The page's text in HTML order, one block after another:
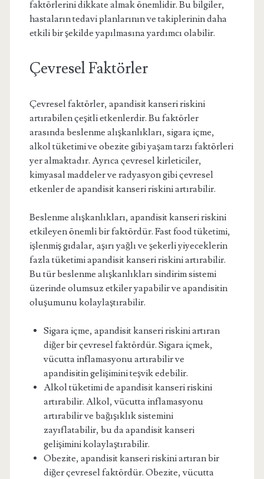
faktörlerini dikkate almak önemlidir. Bu bilgiler,
hastaların tedavi planlarının ve takiplerinin daha
etkili bir şekilde yapılmasına yardımcı olabilir.
Çevresel Faktörler
Çevresel faktörler, apandisit kanseri riskini
artırabilen çeşitli etkenlerdir. Bu faktörler
arasında beslenme alışkanlıkları, sigara içme,
alkol tüketimi ve obezite gibi yaşam tarzı faktörleri
yer almaktadır. Ayrıca çevresel kirleticiler,
kimyasal maddeler ve radyasyon gibi çevresel
etkenler de apandisit kanseri riskini artırabilir.
Beslenme alışkanlıkları, apandisit kanseri riskini
etkileyen önemli bir faktördür. Fast food tüketimi,
işlenmiş gıdalar, aşırı yağlı ve şekerli yiyeceklerin
fazla tüketimi apandisit kanseri riskini artırabilir.
Bu tür beslenme alışkanlıkları sindirim sistemi
üzerinde olumsuz etkiler yapabilir ve apandisitin
oluşumunu kolaylaştırabilir.
Sigara içme, apandisit kanseri riskini artıran
diğer bir çevresel faktördür. Sigara içmek,
vücutta inflamasyonu artırabilir ve
apandisitin gelişimini teşvik edebilir.
Alkol tüketimi de apandisit kanseri riskini
artırabilir. Alkol, vücutta inflamasyonu
artırabilir ve bağışıklık sistemini
zayıflatabilir, bu da apandisit kanseri
gelişimini kolaylaştırabilir.
Obezite, apandisit kanseri riskini artıran bir
diğer çevresel faktördür. Obezite, vücutta